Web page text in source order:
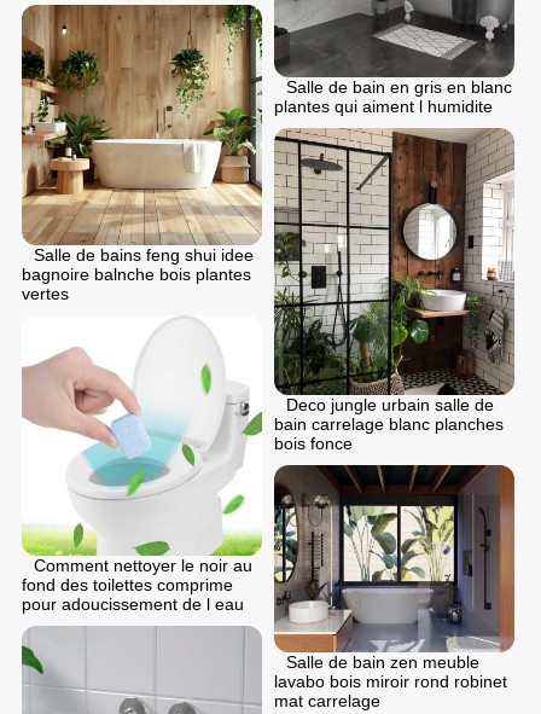
Salle de bain en gris en blanc
plantes qui aiment l humidite
Salle de bains feng shui idee
bagnoire balnche bois plantes
vertes
Deco jungle urbain salle de
bain carrelage blanc planches
bois fonce
Comment nettoyer le noir au
fond des toilettes comprime
pour adoucissement de l eau
Salle de bain zen meuble
lavabo bois miroir rond robinet
mat carrelage